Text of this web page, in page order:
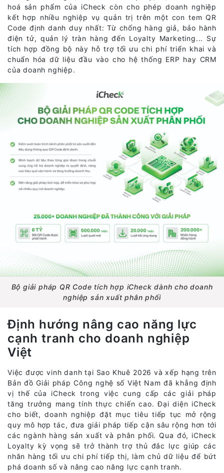
hoá sản phẩm của iCheck còn cho phép doanh nghiệp
kết hợp nhiều nghiệp vụ quản trị trên một con tem QR
Code định danh duy nhất: Từ chống hàng giả, bảo hành
điện tử, quản lý tràn hàng đến Loyalty Marketing... Sự
tích hợp đồng bộ này hỗ trợ tối ưu chi phí triển khai và
chuẩn hóa dữ liệu đầu vào cho hệ thống ERP hay CRM
của doanh nghiệp.
Bộ giải pháp QR Code tích hợp iCheck dành cho doanh
nghiệp sản xuất phân phối
Định hướng nâng cao năng lực
cạnh tranh cho doanh nghiệp
Việt
Việc được vinh danh tại Sao Khuê 2026 và xếp hạng trên
Bản đồ Giải pháp Công nghệ số Việt Nam đã khẳng định
vị thế của iCheck trong việc cung cấp các giải pháp
tăng trưởng mang tính thực chiến cao. Đại diện iCheck
cho biết, doanh nghiệp đặt mục tiêu tiếp tục mở rộng
quy mô hợp tác, đưa giải pháp tiếp cận sâu rộng hơn tới
các ngành hàng sản xuất và phân phối. Qua đó, iCheck
Loyalty kỳ vọng sẽ trở thành trợ thủ đắc lực giúp các
nhãn hàng tối ưu chi phí tiếp thị, làm chủ dữ liệu để bứt
phá doanh số và nâng cao năng lực cạnh tranh.